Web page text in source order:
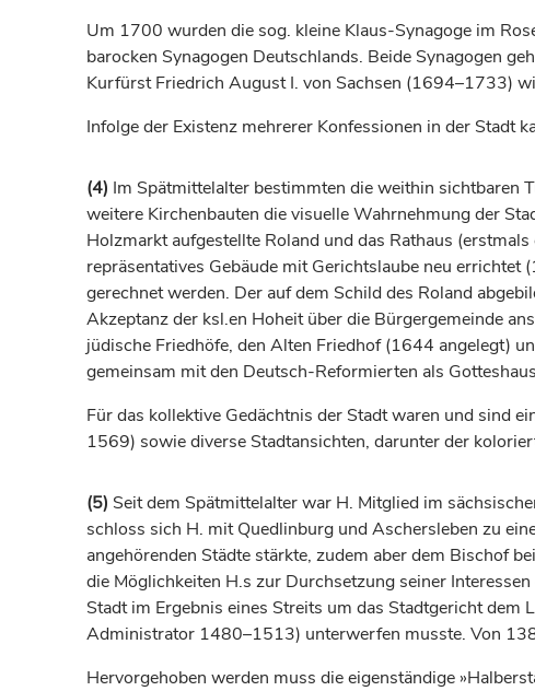
Um 1700 wurden die sog. kleine Klaus-Synagoge im
barocken Synagogen Deutschlands. Beide Synagogen
KurfürstFriedrich August I. von Sachsen (1694–1733)
Infolge der Existenz mehrerer Konfessionen in der Stadt
(4) Im Spätmittelalter bestimmten die weithin sichtbaren
weitere Kirchenbauten die visuelle Wahrnehmung der
Holzmarkt aufgestellte Roland und das Rathaus
repräsentatives Gebäude mit Gerichtslaube neu
gerechnet werden. Der auf dem Schild des Roland
Akzeptanz der ksl.en Hoheit über die Bürgergemeinde
jüdische Friedhöfe, den Alten Friedhof (1644 angelegt)
gemeinsam mit den Deutsch-Reformierten als
Für das kollektive Gedächtnis der Stadt waren und sind
1569) sowie diverse Stadtansichten, darunter der
(5) Seit dem Spätmittelalter war H. Mitglied im
schloss sich H. mitQuedlinburg und Aschersleben zu
angehörenden Städte stärkte, zudem aber dem Bischof
die Möglichkeiten H.s zur Durchsetzung seiner Interessen
Stadt im Ergebnis eines Streits um das Stadtgericht
Administrator 1480–1513) unterwerfen musste. Von
Hervorgehoben werden muss die eigenständige